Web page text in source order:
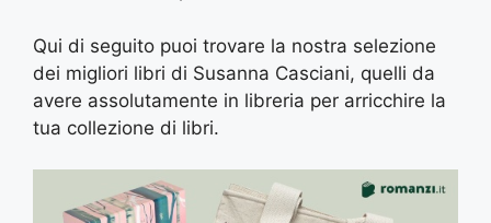
Qui di seguito puoi trovare la nostra selezione
dei migliori libri di Susanna Casciani, quelli da
avere assolutamente in libreria per arricchire la
tua collezione di libri.